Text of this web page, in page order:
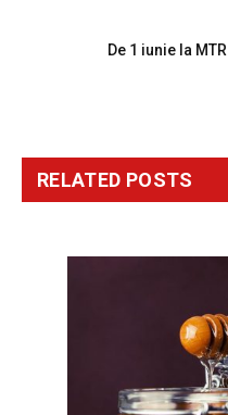
De 1 iunie la MTR
RELATED POSTS